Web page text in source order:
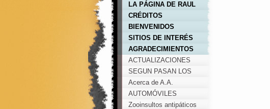
LLEGAR A
AVELLANEDA
LA PÁGINA DE RAUL
CRÉDITOS
BIENVENIDOS
SITIOS DE INTERÉS
AGRADECIMIENTOS
ACTUALIZACIONES
SEGUN PASAN LOS
AÑOS....
Acerca de A.A.
AUTOMÓVILES
Zooinsultos antipáticos